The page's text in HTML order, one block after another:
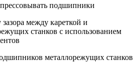
подшипники
между кареткой и
станков с использованием
металлорежущих станков